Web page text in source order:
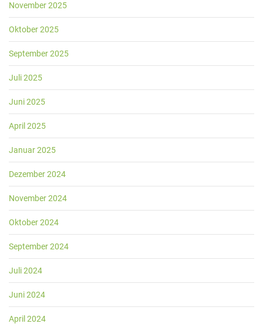
November 2025
Oktober 2025
September 2025
Juli 2025
Juni 2025
April 2025
Januar 2025
Dezember 2024
November 2024
Oktober 2024
September 2024
Juli 2024
Juni 2024
April 2024